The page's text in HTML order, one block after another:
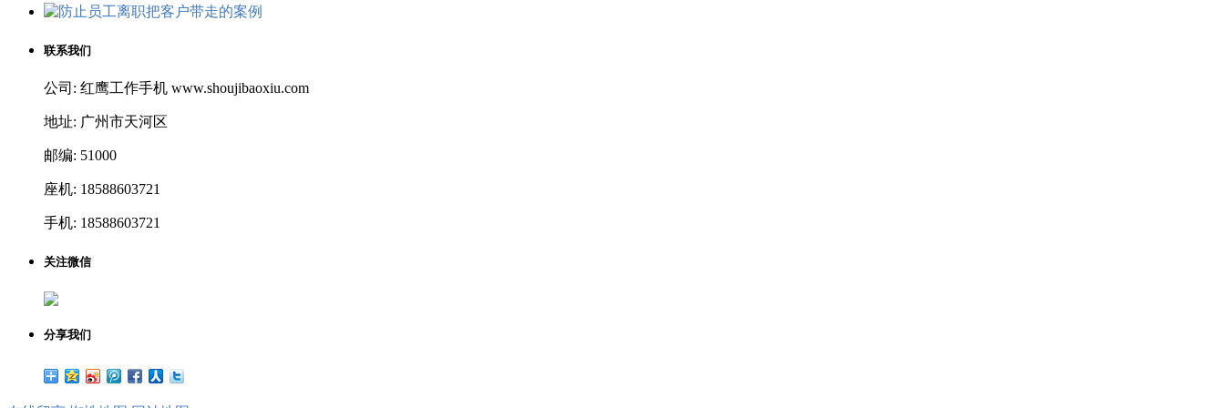
联系我们
公司: 红鹰工作手机 www.shoujibaoxiu.com
地址: 广州市天河区
邮编: 51000
座机: 18588603721
手机: 18588603721
关注微信
分享我们